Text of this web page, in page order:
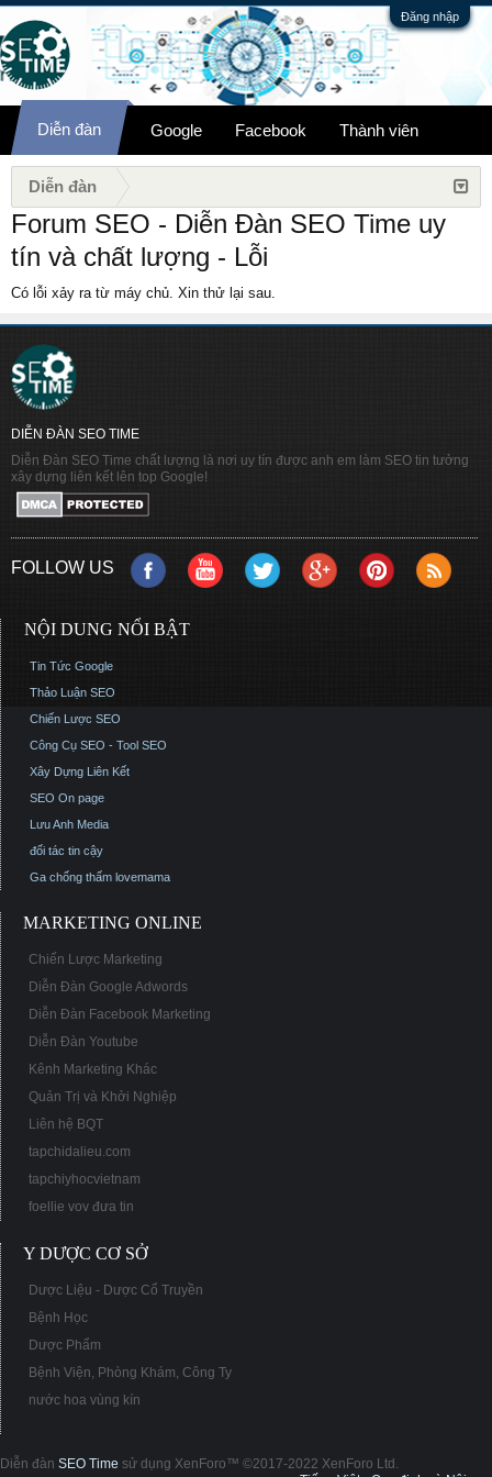
Đăng nhập
Diễn đàn Google Facebook Thành viên
Diễn đàn
Forum SEO - Diễn Đàn SEO Time uy
tín và chất lượng - Lỗi
Có lỗi xảy ra từ máy chủ. Xin thử lại sau.
DIỄN ĐÀN SEO TIME
Diễn Đàn SEO Time chất lượng là nơi uy tín được anh em làm SEO tin tưởng
xây dựng liên kết lên top Google!
FOLLOW US
NỘI DUNG NỔI BẬT
Tin Tức Google
Thảo Luận SEO
Chiến Lược SEO
Công Cụ SEO - Tool SEO
Xây Dựng Liên Kết
SEO On page
Lưu Anh Media
đối tác tin cậy
Ga chống thấm lovemama
MARKETING ONLINE
Chiến Lược Marketing
Diễn Đàn Google Adwords
Diễn Đàn Facebook Marketing
Diễn Đàn Youtube
Kênh Marketing Khác
Quản Trị và Khởi Nghiệp
Liên hệ BQT
tapchidalieu.com
tapchiyhocvietnam
foellie vov đưa tin
Y DƯỢC CƠ SỞ
Dược Liệu - Dược Cổ Truyền
Bệnh Học
Dược Phẩm
Bệnh Viện, Phòng Khám, Công Ty
nước hoa vùng kín
Diễn đàn SEO Time sử dụng XenForo™ ©2017-2022 XenForo Ltd.